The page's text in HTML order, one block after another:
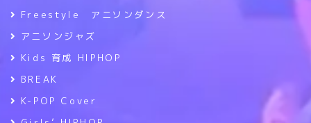
Freestyle アニソンダンス
アニソンジャズ
Kids 育成 HIPHOP
BREAK
K-POP Cover